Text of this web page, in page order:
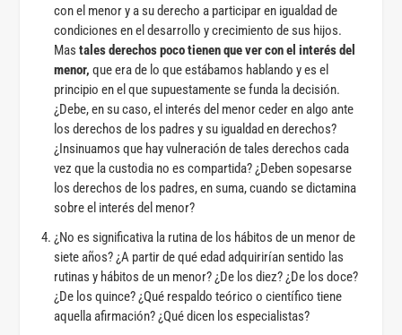
con el menor y a su derecho a participar en igualdad de
condiciones en el desarrollo y crecimiento de sus hijos.
Mas tales derechos poco tienen que ver con el interés del
menor, que era de lo que estábamos hablando y es el
principio en el que supuestamente se funda la decisión.
¿Debe, en su caso, el interés del menor ceder en algo ante
los derechos de los padres y su igualdad en derechos?
¿Insinuamos que hay vulneración de tales derechos cada
vez que la custodia no es compartida? ¿Deben sopesarse
los derechos de los padres, en suma, cuando se dictamina
sobre el interés del menor?
¿No es significativa la rutina de los hábitos de un menor de
siete años? ¿A partir de qué edad adquirirían sentido las
rutinas y hábitos de un menor? ¿De los diez? ¿De los doce?
¿De los quince? ¿Qué respaldo teórico o científico tiene
aquella afirmación? ¿Qué dicen los especialistas?